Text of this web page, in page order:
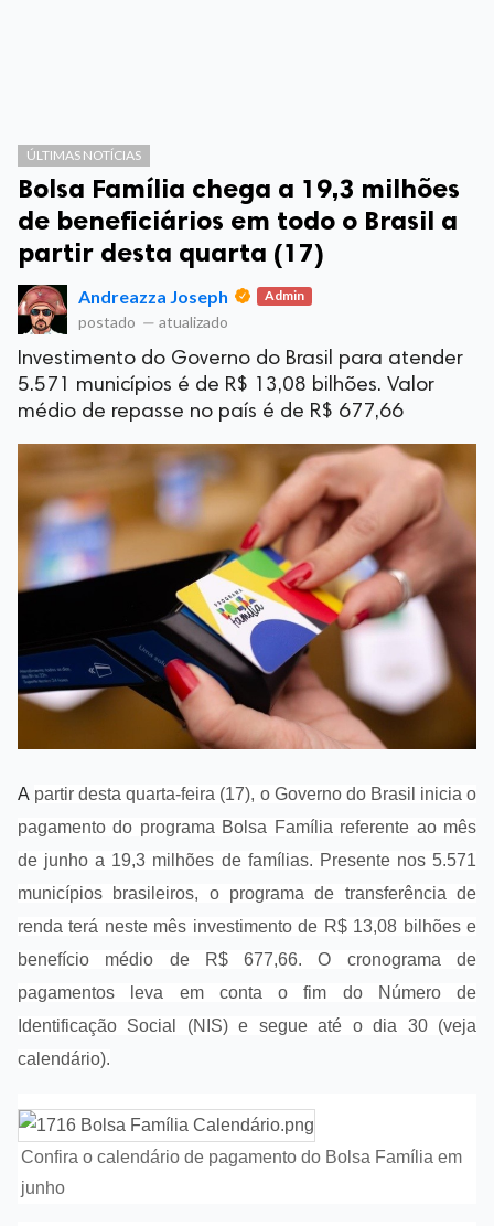
ÚLTIMAS NOTÍCIAS
Bolsa Família chega a 19,3 milhões
de beneficiários em todo o Brasil a
partir desta quarta (17)
Andreazza Joseph Admin
postado — atualizado
Investimento do Governo do Brasil para atender
5.571 municípios é de R$ 13,08 bilhões. Valor
médio de repasse no país é de R$ 677,66
A partir desta quarta-feira (17), o Governo do Brasil inicia o
pagamento do programa Bolsa Família referente ao mês
de junho a 19,3 milhões de famílias. Presente nos 5.571
municípios brasileiros, o programa de transferência de
renda terá neste mês investimento de R$ 13,08 bilhões e
benefício médio de R$ 677,66. O cronograma de
pagamentos leva em conta o fim do Número de
Identificação Social (NIS) e segue até o dia 30 (veja
calendário).
Confira o calendário de pagamento do Bolsa Família em
junho